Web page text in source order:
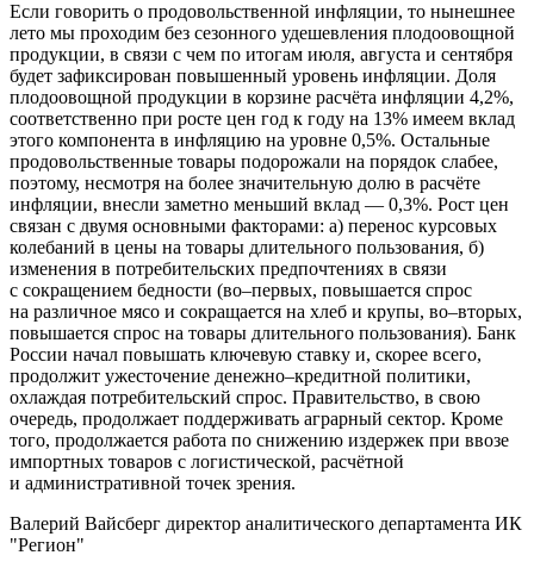
Если говорить о продовольственной инфляции, то нынешнее
лето мы проходим без сезонного удешевления плодоовощной
продукции, в связи с чем по итогам июля, августа и сентября
будет зафиксирован повышенный уровень инфляции. Доля
плодоовощной продукции в корзине расчёта инфляции 4,2%,
соответственно при росте цен год к году на 13% имеем вклад
этого компонента в инфляцию на уровне 0,5%. Остальные
продовольственные товары подорожали на порядок слабее,
поэтому, несмотря на более значительную долю в расчёте
инфляции, внесли заметно меньший вклад — 0,3%. Рост цен
связан с двумя основными факторами: а) перенос курсовых
колебаний в цены на товары длительного пользования, б)
изменения в потребительских предпочтениях в связи
с сокращением бедности (во–первых, повышается спрос
на различное мясо и сокращается на хлеб и крупы, во–вторых,
повышается спрос на товары длительного пользования). Банк
России начал повышать ключевую ставку и, скорее всего,
продолжит ужесточение денежно–кредитной политики,
охлаждая потребительский спрос. Правительство, в свою
очередь, продолжает поддерживать аграрный сектор. Кроме
того, продолжается работа по снижению издержек при ввозе
импортных товаров с логистической, расчётной
и административной точек зрения.
Валерий Вайсберг директор аналитического департамента ИК
"Регион"